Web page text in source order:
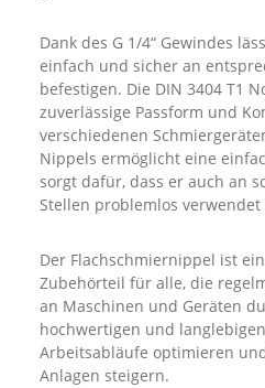
Dank des G 1/4“ Gewindes
einfach und sicher an
befestigen. Die DIN 3404 T1
zuverlässige Passform und
verschiedenen
Nippels ermöglicht eine
sorgt dafür, dass er auch an
Stellen problemlos
Der Flachschmiernippel ist
Zubehörteil für alle, die
an Maschinen und Geräten
hochwertigen und
Arbeitsabläufe optimieren
Anlagen steigern.